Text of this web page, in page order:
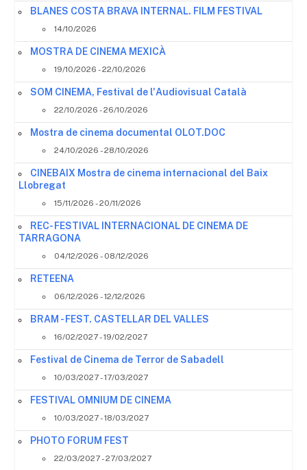
BLANES COSTA BRAVA INTERNAL. FILM FESTIVAL
14/10/2026
MOSTRA DE CINEMA MEXICÀ
19/10/2026 - 22/10/2026
SOM CINEMA, Festival de l'Audiovisual Català
22/10/2026 - 26/10/2026
Mostra de cinema documental OLOT.DOC
24/10/2026 - 28/10/2026
CINEBAIX Mostra de cinema internacional del Baix
Llobregat
15/11/2026 - 20/11/2026
REC- FESTIVAL INTERNACIONAL DE CINEMA DE
TARRAGONA
04/12/2026 - 08/12/2026
RETEENA
06/12/2026 - 12/12/2026
BRAM - FEST. CASTELLAR DEL VALLES
16/02/2027 - 19/02/2027
Festival de Cinema de Terror de Sabadell
10/03/2027 - 17/03/2027
FESTIVAL OMNIUM DE CINEMA
10/03/2027 - 18/03/2027
PHOTO FORUM FEST
22/03/2027 - 27/03/2027